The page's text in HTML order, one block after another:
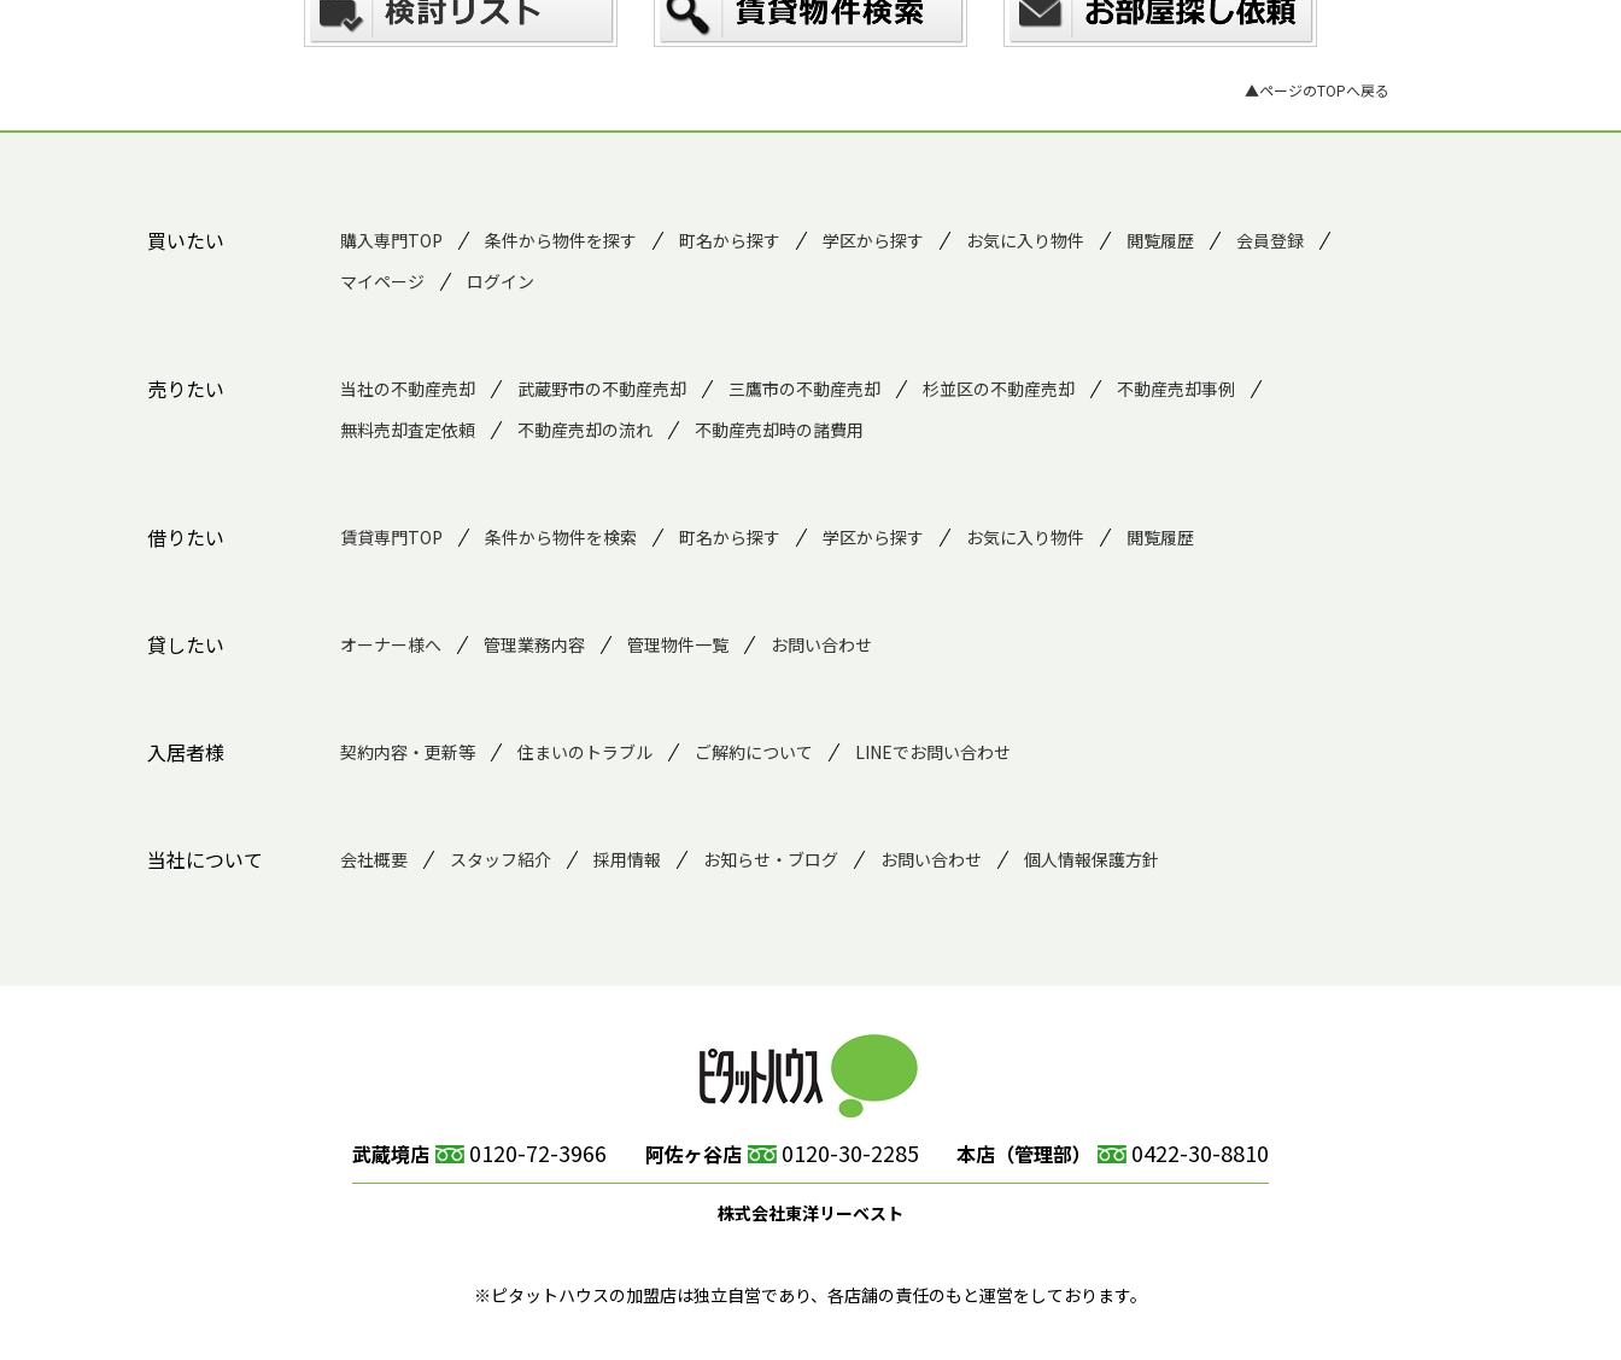
▲ページのTOPへ戻る
買いたい 購入専門TOP 条件から物件を探す 町名から探す 学区から探す お気に入り物件 閲覧履歴
会員登録
マイページ
ログイン
売りたい 当社の不動産売却 武蔵野市の不動産売却 三鷹市の不動産売却 杉並区の不動産売却
不動産売却事例
無料売却査定依頼
不動産売却の流れ 不動産売却時の諸費用
借りたい 賃貸専門TOP 条件から物件を検索 町名から探す 学区から探す お気に入り物件 閲覧履歴
貸したい オーナー様へ 管理業務内容 管理物件一覧 お問い合わせ
入居者様 契約内容・更新等 住まいのトラブル ご解約について LINEでお問い合わせ
当社について 会社概要 スタッフ紹介 採用情報 お知らせ・ブログ お問い合わせ 個人情報保護方針
武蔵境店 0120-72-3966 阿佐ヶ谷店 0120-30-2285 本店（管理部） 0422-30-8810
株式会社東洋リーベスト
※ピタットハウスの加盟店は独立自営であり、各店舗の責任のもと運営をしております。